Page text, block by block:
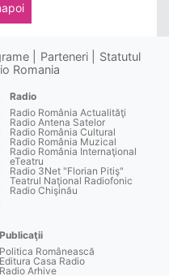
Parteneri
Statutul
Romania
Radio
Radio România Actualităţi
Radio Antena Satelor
Radio România Cultural
Radio România Muzical
Radio România Internaţional
eTeatru
Radio 3Net "Florian Pitiş"
Teatrul Naţional Radiofonic
Radio Chişinău
Publicaţii
Politica Românească
Editura Casa Radio
Radio Arhive